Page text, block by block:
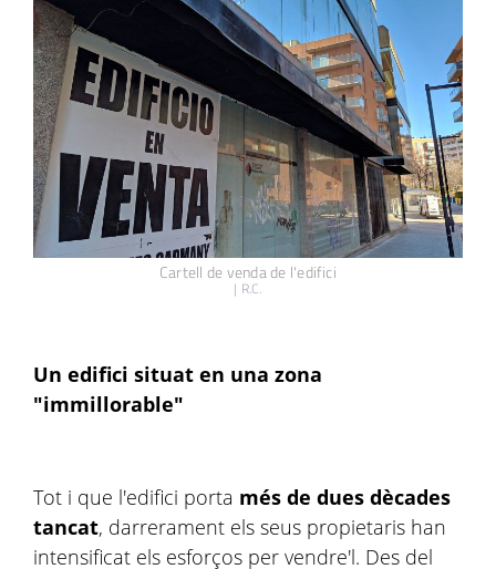
Cartell de venda de l'edifici
| R.C.
Un edifici situat en una zona
"immillorable"
Tot i que l'edifici porta més de dues dècades
tancat, darrerament els seus propietaris han
intensificat els esforços per vendre'l. Des del